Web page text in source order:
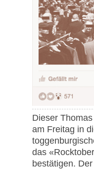
Dieser
am Freitag in
das
bestätigen.